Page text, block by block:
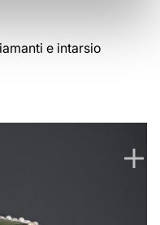
e intarsio